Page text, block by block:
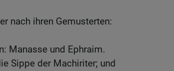
nach ihren Gemusterten:
Manasse und Ephraim.
Sippe der Machiriter; und